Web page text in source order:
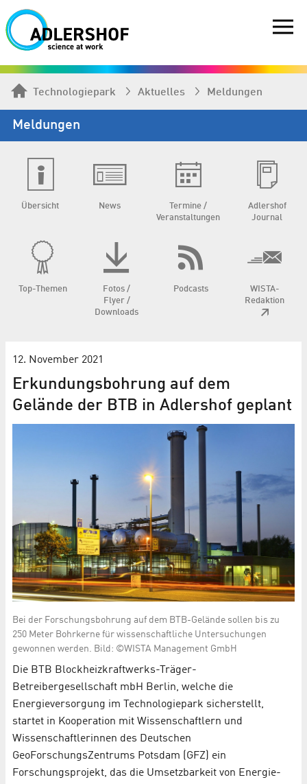
Technologiepark Aktuelles Meldungen
Meldungen
Übersicht News
Termine /
Veranstaltungen
Adlershof
Journal
Top-Themen
Fotos /
Flyer /
Downloads
Podcasts
WISTA-
Redaktion
12. November 2021
Erkundungsbohrung auf dem
Gelände der BTB in Adlershof geplant
Bei der Forschungsbohrung auf dem BTB-Gelände sollen bis zu
250 Meter Bohrkerne für wissenschaftliche Untersuchungen
gewonnen werden. Bild: ©WISTA Management GmbH
Die BTB Blockheizkraftwerks-Träger-
Betreibergesellschaft mbH Berlin, welche die
Energieversorgung im Technologiepark sicherstellt,
startet in Kooperation mit Wissenschaftlern und
Wissenschaftlerinnen des Deutschen
GeoForschungsZentrums Potsdam (GFZ) ein
Forschungsprojekt, das die Umsetzbarkeit von Energie­